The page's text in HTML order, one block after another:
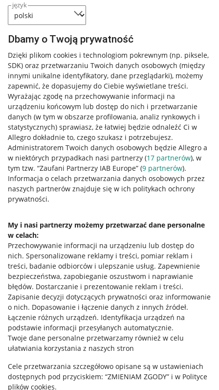
język
Dbamy o Twoją prywatność
Dzięki plikom cookies i technologiom pokrewnym (np. piksele,
SDK) oraz przetwarzaniu Twoich danych osobowych (między
innymi unikalne identyfikatory, dane przeglądarki), możemy
zapewnić, że dopasujemy do Ciebie wyświetlane treści.
Wyrażając zgodę na przechowywanie informacji na
urządzeniu końcowym lub dostęp do nich i przetwarzanie
danych (w tym w obszarze profilowania, analiz rynkowych i
statystycznych) sprawiasz, że łatwiej będzie odnaleźć Ci w
Allegro dokładnie to, czego szukasz i potrzebujesz.
Administratorem Twoich danych osobowych będzie Allegro a
w niektórych przypadkach nasi partnerzy (17 partnerów), w
tym tzw. “Zaufani Partnerzy IAB Europe” (9 partnerów).
Informacja o celach przetwarzania danych osobowych przez
naszych partnerów znajduje się w ich politykach ochrony
prywatności.
My i nasi partnerzy możemy przetwarzać dane personalne
w celach:
Przechowywanie informacji na urządzeniu lub dostęp do
nich. Spersonalizowane reklamy i treści, pomiar reklam i
treści, badanie odbiorców i ulepszanie usług. Zapewnienie
bezpieczeństwa, zapobieganie oszustwom i naprawianie
błędów. Dostarczanie i prezentowanie reklam i treści.
Zapisanie decyzji dotyczących prywatności oraz informowanie
o nich. Dopasowanie i łączenie danych z innych źródeł.
Łączenie różnych urządzeń. Identyfikacja urządzeń na
podstawie informacji przesyłanych automatycznie.
Twoje dane personalne przetwarzamy również w celu
ułatwiania korzystania z naszych stron
Cele przetwarzania szczegółowo opisane są w ustawieniach
dostępnych pod przyciskiem: “ZMIENIAM ZGODY” i w Polityce
plików cookies.
Przydatne informacje
Jak to działa
Allegro Gadane dla sprzedających
Allegro Gadane dla kupujących
Mapa miejscowości
Informacje prawne
Regulamin
Polityka plików "cookies"
Ustawienia plików "cookies"
Udostępnianie lokalizacji
Informacje dla Aktu o Usługach Cyfrowych